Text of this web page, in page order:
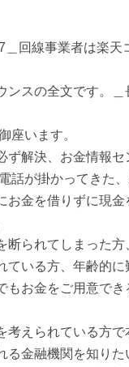
＿回線事業者は楽天
ンスの全文です。＿
座います。
ず解決、お金情報セ
話が掛かってきた
お金を借りずに現
断られてしまった
ている方、年齢的に
もお金をご用意でき
考えられている方
る金融機関を知りた